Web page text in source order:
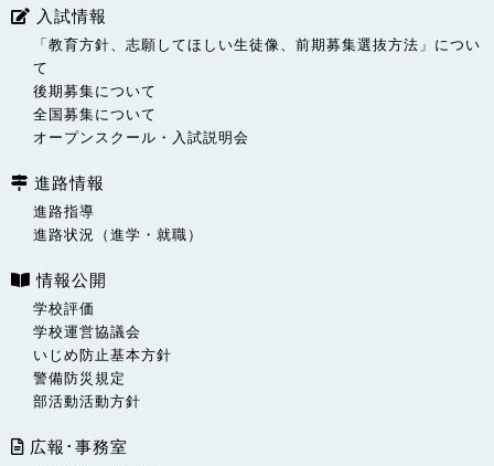
入試情報
「教育方針、志願してほしい生徒像、前期募集選抜方法」につい
て
後期募集について
全国募集について
オープンスクール・入試説明会
進路情報
進路指導
進路状況（進学・就職）
情報公開
学校評価
学校運営協議会
いじめ防止基本方針
警備防災規定
部活動活動方針
広報･事務室